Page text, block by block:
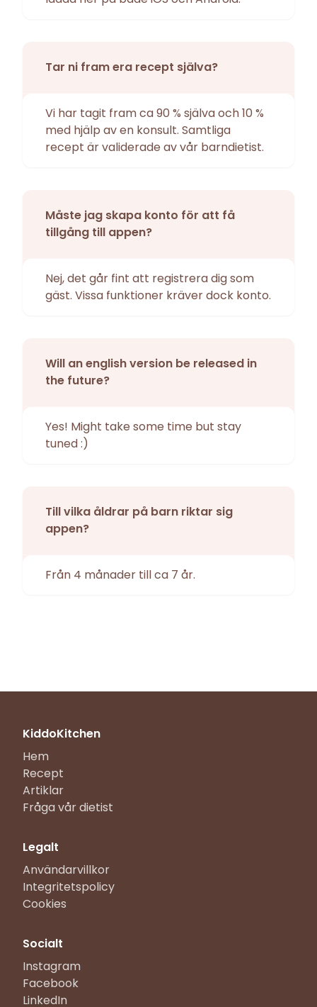
Tar ni fram era recept själva?
Vi har tagit fram ca 90 % själva och 10 %
med hjälp av en konsult. Samtliga
recept är validerade av vår barndietist.
Måste jag skapa konto för att få
tillgång till appen?
Nej, det går fint att registrera dig som
gäst. Vissa funktioner kräver dock konto.
Will an english version be released in
the future?
Yes! Might take some time but stay
tuned :)
Till vilka åldrar på barn riktar sig
appen?
Från 4 månader till ca 7 år.
KiddoKitchen
Hem
Recept
Artiklar
Fråga vår dietist
Legalt
Användarvillkor
Integritetspolicy
Cookies
Socialt
Instagram
Facebook
LinkedIn